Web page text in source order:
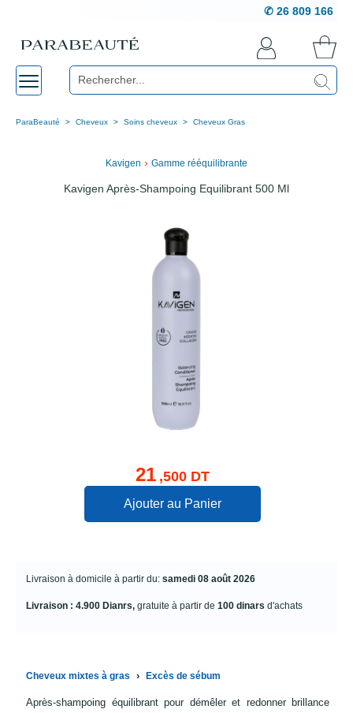
✆ 26 809 166
ParaBeauté Cheveux Soins cheveux Cheveux Gras
Kavigen › Gamme rééquilibrante
Kavigen Après-Shampoing Equilibrant 500 Ml
21 ,500 DT
Ajouter au Panier
Livraison à domicile à partir du: samedi 08 août 2026
Livraison : 4.900 Dianrs, gratuite à partir de 100 dinars d'achats
Cheveux mixtes à gras › Excès de sébum
Après-shampoing équilibrant pour démêler et redonner brillance